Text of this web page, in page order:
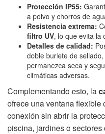
Protección IP55:
a polvo y chorros de
Resistencia extrema:
filtro UV, lo que evita la
Detalles de calidad:
doble burlete de
permanezca seca y
climáticas adversas.
Complementando esto, la
ofrece una ventana
conexión sin abrir la
piscina, jardines o sectores